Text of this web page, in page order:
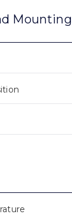
Mounting